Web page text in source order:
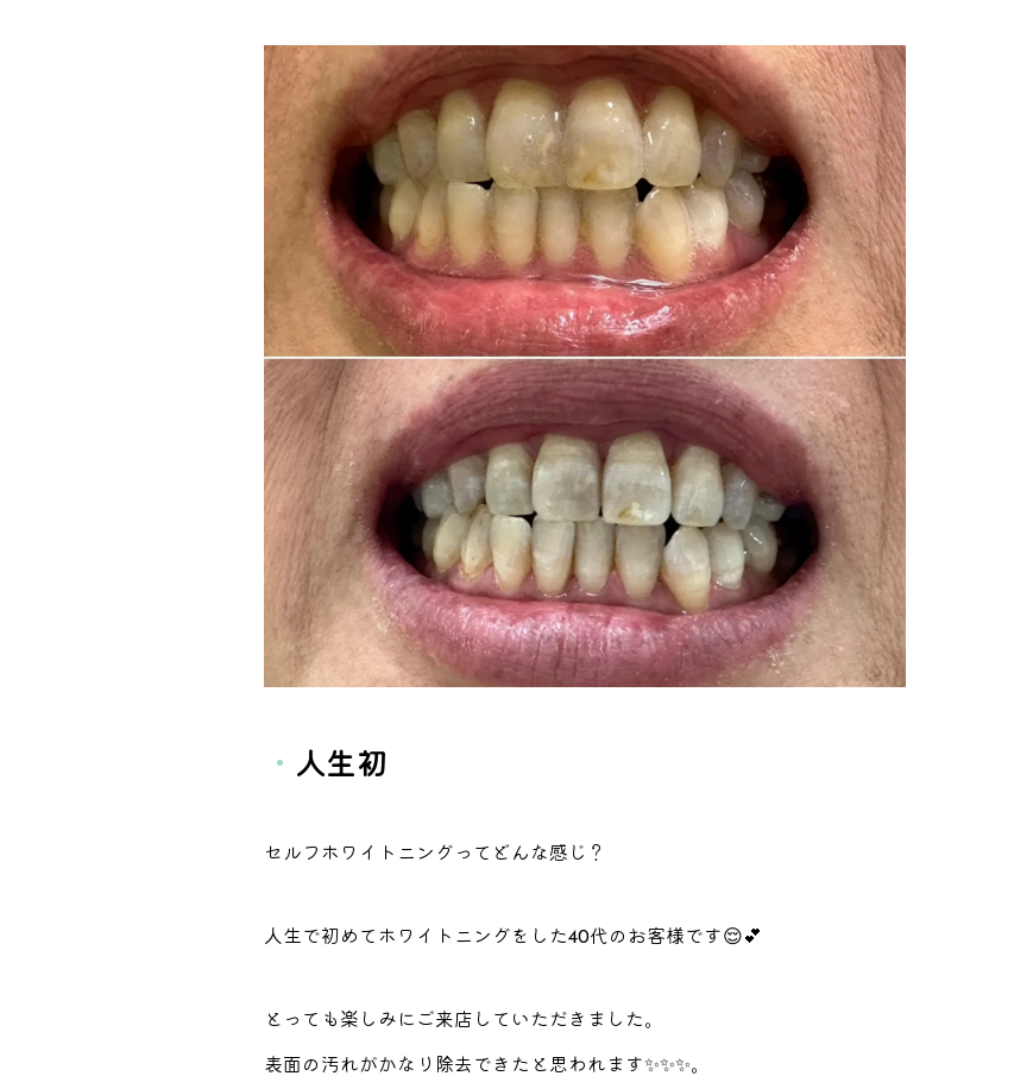
・ 人生初
セルフホワイトニングってどんな感じ？
人生で初めてホワイトニングをした40代のお客様です😌💕
とっても楽しみにご来店していただきました。
表面の汚れがかなり除去できたと思われます✨✨✨。